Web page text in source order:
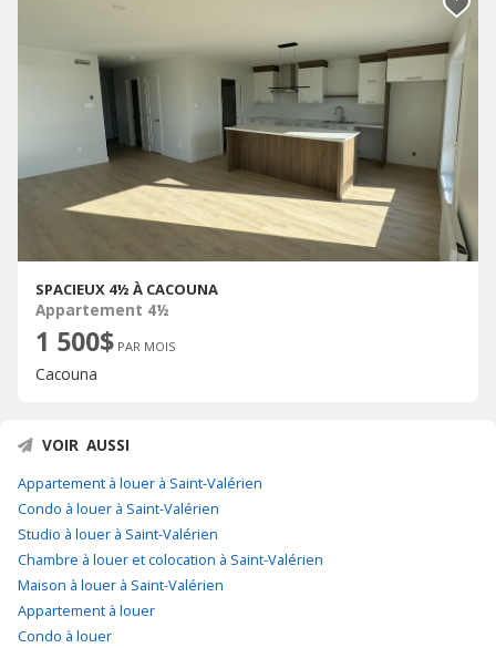
SPACIEUX 4½ À CACOUNA
Appartement 4½
1 500$ PAR MOIS
Cacouna
VOIR AUSSI
Appartement à louer à Saint-Valérien
Condo à louer à Saint-Valérien
Studio à louer à Saint-Valérien
Chambre à louer et colocation à Saint-Valérien
Maison à louer à Saint-Valérien
Appartement à louer
Condo à louer